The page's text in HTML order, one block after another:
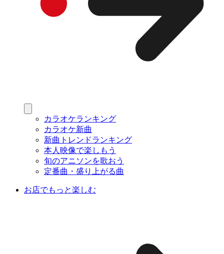
カラオケランキング
カラオケ新曲
新曲トレンドランキング
本人映像で楽しもう
旬のアニソンを歌おう
定番曲・盛り上がる曲
お店でもっと楽しむ